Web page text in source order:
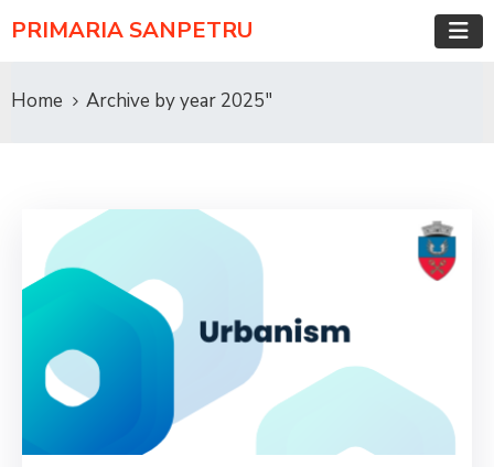
PRIMARIA SANPETRU
Home Archive by year 2025"